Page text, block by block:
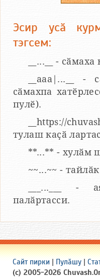
Эсир усӑ
тэгсем:
__...__ -
__aaa|...__ -
сӑмахпа
пулӗ).
__https://
тулаш каҫӑ
**...** - хулӑм
~~...~~ -
___...___ -
палӑртасси.
Сайт пирки | Пулӑшу |
(c) 2005-2026